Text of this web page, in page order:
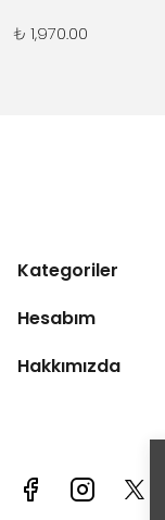
₺ 1,970.00
Kategoriler
Hesabım
Hakkımızda